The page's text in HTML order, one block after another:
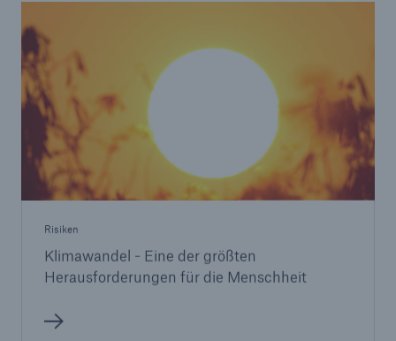
Risiken
Klimawandel - Eine der größten
Herausforderungen für die Menschheit